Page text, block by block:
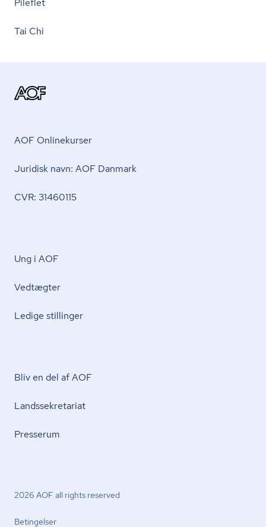
Pileflet
Tai Chi
AOF Onlinekurser
Juridisk navn: AOF Danmark
CVR: 31460115
Ung i AOF
Vedtægter
Ledige stillinger
Bliv en del af AOF
Lands­se­kre­ta­ri­at
Presserum
2026 AOF all rights reserved
Betingelser